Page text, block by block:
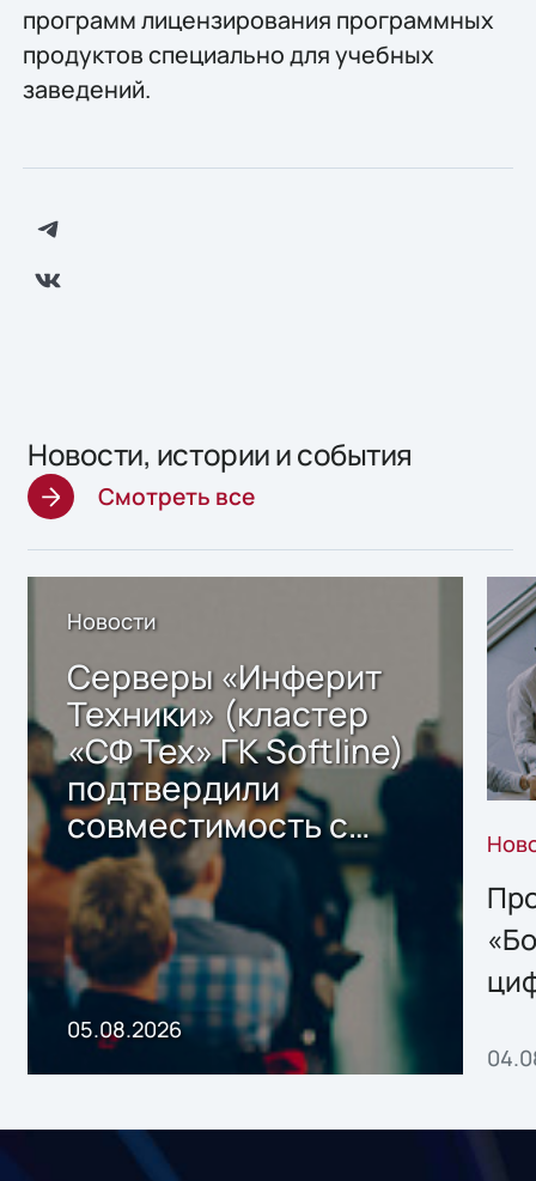
программ лицензирования программных
продуктов специально для учебных
заведений.
Новости, истории и события
Смотреть все
Новости
Серверы «Инферит
Техники» (кластер
«СФ Тех» ГК Softline)
подтвердили
совместимость с
решением Sharx
Storage 2.x для
хранения данных
05.08.2026